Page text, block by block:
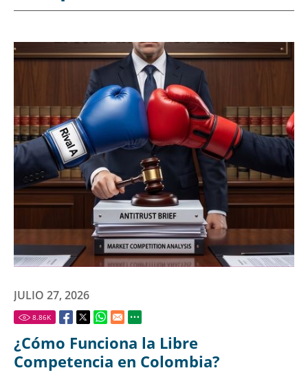
JULIO 27, 2026
8.86K
¿Cómo Funciona la Libre
Competencia en Colombia?